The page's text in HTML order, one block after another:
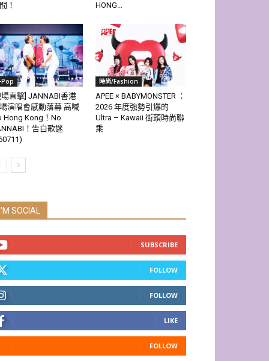
！
HONG...
Pop
場直擊] JANNABI香港
演唱會感動落幕 高喊
Hong Kong！No
！告白歌迷
時尚/Fashion
APEE × BABYMONSTER ：
2026 年度強勢引爆的
Ultra – Kawaii 街頭時尚聯
乘
I'M SOCIAL
SUBSCRIBE
FOLLOW
FOLLOW
LIKE
FOLLOW